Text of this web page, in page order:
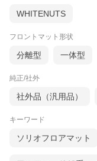
WHITENUTS
フロントマット形状
分離型 一体型
純正/社外
社外品（汎用品）
キーワード
ソリオフロアマット